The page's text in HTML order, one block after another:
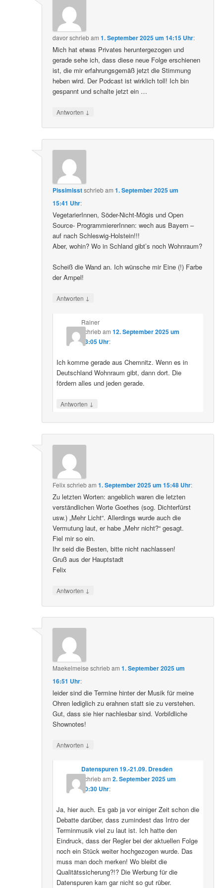
davorschriebam1. September 2025 um 14:15 Uhr:
Mich hat etwas Privates heruntergezogen und
gerade sehe ich, dass diese neue Folge erschienen
ist, die mir erfahrungsgemäß jetzt die Stimmung
heben wird. Der Podcast ist wirklich toll! Ich bin
gespannt und schalte jetzt ein …
Antworten ↓
Pissimisstschriebam1. September 2025 um
15:41 Uhr:
VegetarierInnen, Söder-Nicht-Mögis und Open
Source- ProgrammiererInnen: wech aus Bayern –
auf nach Schleswig-Holstein!!!
Aber, wohin? Wo in Schland gibt’s noch Wohnraum?
Scheiß die Wand an. Ich wünsche mir Eine (!) Farbe
der Ampel!
Antworten ↓
Rainer
schriebam 12. September 2025 um
23:05 Uhr:
Ich komme gerade aus Chemnitz. Wenn es in
Deutschland Wohnraum gibt, dann dort. Die
fördern alles und jeden gerade.
Antworten ↓
Felixschriebam1. September 2025 um 15:48 Uhr:
Zu letzten Worten: angeblich waren die letzten
verständlichen Worte Goethes (sog. Dichterfürst
usw.) „Mehr Licht“. Allerdings wurde auch die
Vermutung laut, er habe „Mehr nicht?“ gesagt.
Fiel mir so ein.
Ihr seid die Besten, bitte nicht nachlassen!
Gruß aus der Hauptstadt
Felix
Antworten ↓
Maekelmeise schriebam1. September 2025 um
16:51 Uhr:
leider sind die Termine hinter der Musik für meine
Ohren lediglich zu erahnen statt sie zu verstehen.
Gut, dass sie hier nachlesbar sind. Vorbildliche
Shownotes!
Antworten ↓
Datenspuren 19.-21.09. Dresden
schriebam 2. September 2025 um
10:30 Uhr:
Ja, hier auch. Es gab ja vor einiger Zeit schon die
Debatte darüber, dass zumindest das Intro der
Terminmusik viel zu laut ist. Ich hatte den
Eindruck, dass der Regler bei der aktuellen Folge
noch ein Stück weiter hochgezogen wurde. Das
muss man doch merken! Wo bleibt die
Qualitätssicherung?!? Die Werbung für die
Datenspuren kam gar nicht so gut rüber.